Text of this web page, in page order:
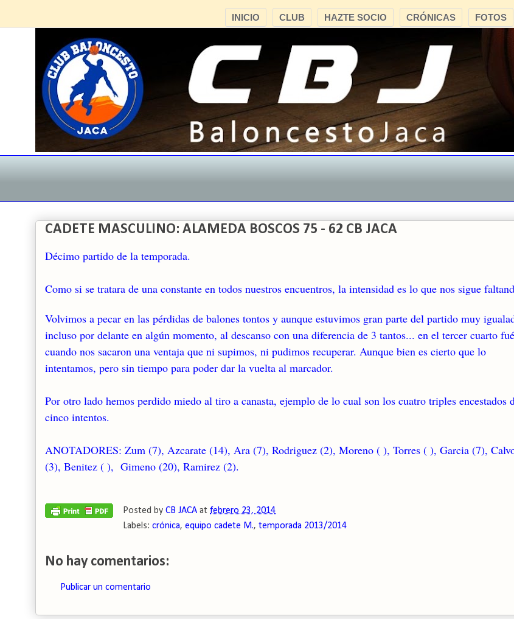
FOTOS
CRÓNICAS
HAZTE SOCIO
CLUB
INICIO
CADETE MASCULINO: ALAMEDA BOSCOS 75 - 62 CB JACA
Décimo partido de la temporada.
Como si se tratara de una constante en todos nuestros encuentros, la intensidad es lo que nos sigue
Volvimos a pecar en las pérdidas de balones tontos y aunque estuvimos gran parte del partido muy
incluso por delante en algún momento, al descanso con una diferencia de 3 tantos... en el tercer cuarto fué
cuando nos sacaron una ventaja que ni supimos, ni pudimos recuperar. Aunque bien es cierto que lo
intentamos, pero sin tiempo para poder dar la vuelta al marcador.
Por otro lado hemos perdido miedo al tiro a canasta, ejemplo de lo cual son los cuatro triples encestados
cinco intentos.
ANOTADORES: Zum (7), Azcarate (14), Ara (7), Rodriguez (2), Moreno ( ), Torres ( ), Garcia (7),
(3), Benitez ( ), Gimeno (20), Ramirez (2).
Posted by CB JACA at febrero 23, 2014
Labels: crónica, equipo cadete M., temporada 2013/2014
No hay comentarios:
Publicar un comentario